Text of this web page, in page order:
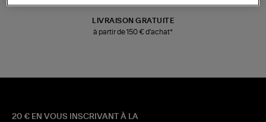
LIVRAISON GRATUITE
à partir de 150 € d'achat*
20 € EN VOUS INSCRIVANT À LA